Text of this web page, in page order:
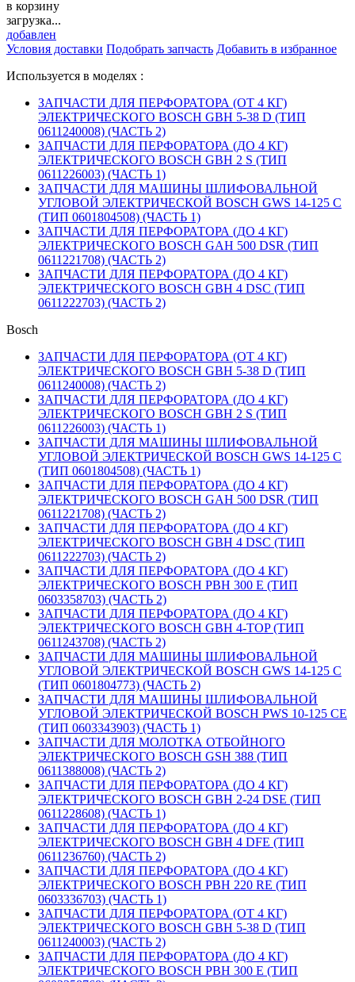
в корзину
загрузка...
добавлен
Условия доставки Подобрать запчасть Добавить в избранное
Используется в моделях :
ЗАПЧАСТИ ДЛЯ ПЕРФОРАТОРА (ОТ 4 КГ)
ЭЛЕКТРИЧЕСКОГО BOSCH GBH 5-38 D (ТИП
0611240008) (ЧАСТЬ 2)
ЗАПЧАСТИ ДЛЯ ПЕРФОРАТОРА (ДО 4 КГ)
ЭЛЕКТРИЧЕСКОГО BOSCH GBH 2 S (ТИП
0611226003) (ЧАСТЬ 1)
ЗАПЧАСТИ ДЛЯ МАШИНЫ ШЛИФОВАЛЬНОЙ
УГЛОВОЙ ЭЛЕКТРИЧЕСКОЙ BOSCH GWS 14-125 C
(ТИП 0601804508) (ЧАСТЬ 1)
ЗАПЧАСТИ ДЛЯ ПЕРФОРАТОРА (ДО 4 КГ)
ЭЛЕКТРИЧЕСКОГО BOSCH GAH 500 DSR (ТИП
0611221708) (ЧАСТЬ 2)
ЗАПЧАСТИ ДЛЯ ПЕРФОРАТОРА (ДО 4 КГ)
ЭЛЕКТРИЧЕСКОГО BOSCH GBH 4 DSC (ТИП
0611222703) (ЧАСТЬ 2)
Bosch
ЗАПЧАСТИ ДЛЯ ПЕРФОРАТОРА (ОТ 4 КГ)
ЭЛЕКТРИЧЕСКОГО BOSCH GBH 5-38 D (ТИП
0611240008) (ЧАСТЬ 2)
ЗАПЧАСТИ ДЛЯ ПЕРФОРАТОРА (ДО 4 КГ)
ЭЛЕКТРИЧЕСКОГО BOSCH GBH 2 S (ТИП
0611226003) (ЧАСТЬ 1)
ЗАПЧАСТИ ДЛЯ МАШИНЫ ШЛИФОВАЛЬНОЙ
УГЛОВОЙ ЭЛЕКТРИЧЕСКОЙ BOSCH GWS 14-125 C
(ТИП 0601804508) (ЧАСТЬ 1)
ЗАПЧАСТИ ДЛЯ ПЕРФОРАТОРА (ДО 4 КГ)
ЭЛЕКТРИЧЕСКОГО BOSCH GAH 500 DSR (ТИП
0611221708) (ЧАСТЬ 2)
ЗАПЧАСТИ ДЛЯ ПЕРФОРАТОРА (ДО 4 КГ)
ЭЛЕКТРИЧЕСКОГО BOSCH GBH 4 DSC (ТИП
0611222703) (ЧАСТЬ 2)
ЗАПЧАСТИ ДЛЯ ПЕРФОРАТОРА (ДО 4 КГ)
ЭЛЕКТРИЧЕСКОГО BOSCH PBH 300 E (ТИП
0603358703) (ЧАСТЬ 2)
ЗАПЧАСТИ ДЛЯ ПЕРФОРАТОРА (ДО 4 КГ)
ЭЛЕКТРИЧЕСКОГО BOSCH GBH 4-TOP (ТИП
0611243708) (ЧАСТЬ 2)
ЗАПЧАСТИ ДЛЯ МАШИНЫ ШЛИФОВАЛЬНОЙ
УГЛОВОЙ ЭЛЕКТРИЧЕСКОЙ BOSCH GWS 14-125 C
(ТИП 0601804773) (ЧАСТЬ 2)
ЗАПЧАСТИ ДЛЯ МАШИНЫ ШЛИФОВАЛЬНОЙ
УГЛОВОЙ ЭЛЕКТРИЧЕСКОЙ BOSCH PWS 10-125 CE
(ТИП 0603343903) (ЧАСТЬ 1)
ЗАПЧАСТИ ДЛЯ МОЛОТКА ОТБОЙНОГО
ЭЛЕКТРИЧЕСКОГО BOSCH GSH 388 (ТИП
0611388008) (ЧАСТЬ 2)
ЗАПЧАСТИ ДЛЯ ПЕРФОРАТОРА (ДО 4 КГ)
ЭЛЕКТРИЧЕСКОГО BOSCH GBH 2-24 DSE (ТИП
0611228608) (ЧАСТЬ 1)
ЗАПЧАСТИ ДЛЯ ПЕРФОРАТОРА (ДО 4 КГ)
ЭЛЕКТРИЧЕСКОГО BOSCH GBH 4 DFE (ТИП
0611236760) (ЧАСТЬ 2)
ЗАПЧАСТИ ДЛЯ ПЕРФОРАТОРА (ДО 4 КГ)
ЭЛЕКТРИЧЕСКОГО BOSCH PBH 220 RE (ТИП
0603336703) (ЧАСТЬ 1)
ЗАПЧАСТИ ДЛЯ ПЕРФОРАТОРА (ОТ 4 КГ)
ЭЛЕКТРИЧЕСКОГО BOSCH GBH 5-38 D (ТИП
0611240003) (ЧАСТЬ 2)
ЗАПЧАСТИ ДЛЯ ПЕРФОРАТОРА (ДО 4 КГ)
ЭЛЕКТРИЧЕСКОГО BOSCH PBH 300 E (ТИП